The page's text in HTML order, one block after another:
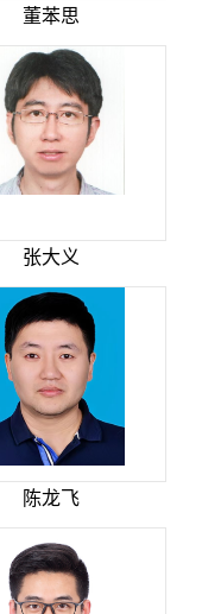
董苯思
张大义
陈龙飞